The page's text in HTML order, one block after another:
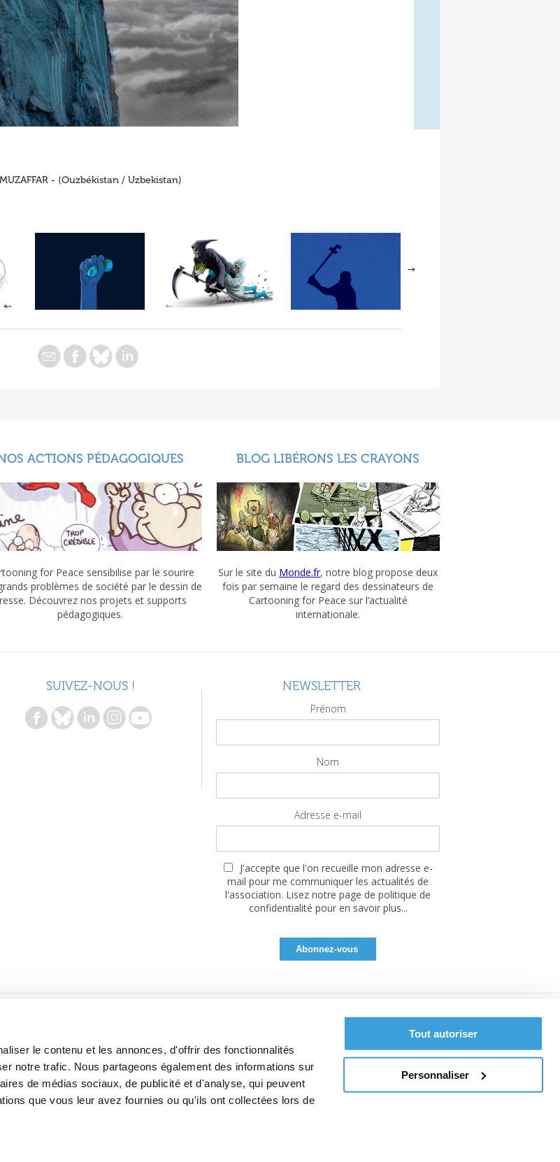
le contenu et les annonces, d'offrir des fonctionnalités
notre trafic. Nous partageons également des informations sur
de médias sociaux, de publicité et d'analyse, qui peuvent
que vous leur avez fournies ou qu'ils ont collectées lors de
Tout autoriser
Personnaliser
MUZAFFAR - (Ouzbékistan / Uzbekistan)
ACTIONS PÉDAGOGIQUES
for Peace sensibilise par le sourire
problèmes de société par le dessin de
Découvrez nos projets et supports
pédagogiques.
BLOG LIBÉRONS LES CRAYONS
Sur le site du Monde.fr, notre blog propose deux
fois par semaine le regard des dessinateurs de
Cartooning for Peace sur l’actualité
internationale.
SUIVEZ-NOUS ! NEWSLETTER
Prénom
Nom
Adresse e-mail
J'accepte que l'on recueille mon adresse e-
mail pour me communiquer les actualités de
l'association. Lisez notre page de politique de
confidentialité pour en savoir plus...
le soutien de la MGEN, Mutuelle Santé Prévoyance